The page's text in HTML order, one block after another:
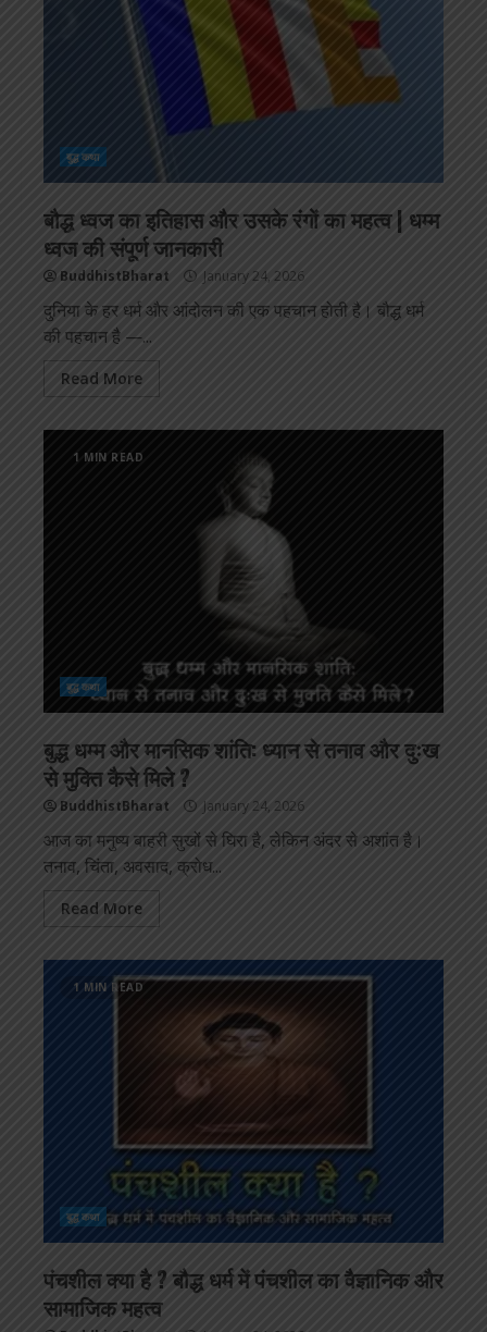
बुद्ध कथा
बौद्ध ध्वज का इतिहास और उसके रंगों का महत्व | धम्म
ध्वज की संपूर्ण जानकारी
BuddhistBharat January 24, 2026
दुनिया के हर धर्म और आंदोलन की एक पहचान होती है। बौद्ध धर्म
की पहचान है —...
Read More
1 MIN READ
बुद्ध कथा
बुद्ध धम्म और मानसिक शांति: ध्यान से तनाव और दुःख
से मुक्ति कैसे मिले ?
BuddhistBharat January 24, 2026
आज का मनुष्य बाहरी सुखों से घिरा है, लेकिन अंदर से अशांत है।
तनाव, चिंता, अवसाद, क्रोध...
Read More
1 MIN READ
बुद्ध कथा
पंचशील क्या है ? बौद्ध धर्म में पंचशील का वैज्ञानिक और
सामाजिक महत्व